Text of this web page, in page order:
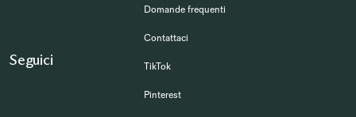
Domande frequenti
Contattaci
Seguici TikTok
Pinterest